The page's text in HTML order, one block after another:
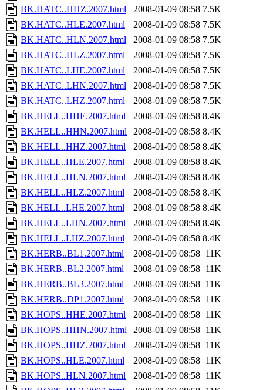
BK.HATC..HHZ.2007.html
2008-01-09 08:58 7.5K
BK.HATC..HLE.2007.html
2008-01-09 08:58 7.5K
BK.HATC..HLN.2007.html
2008-01-09 08:58 7.5K
BK.HATC..HLZ.2007.html
2008-01-09 08:58 7.5K
BK.HATC..LHE.2007.html
2008-01-09 08:58 7.5K
BK.HATC..LHN.2007.html
2008-01-09 08:58 7.5K
BK.HATC..LHZ.2007.html
2008-01-09 08:58 7.5K
BK.HELL..HHE.2007.html
2008-01-09 08:58 8.4K
BK.HELL..HHN.2007.html
2008-01-09 08:58 8.4K
BK.HELL..HHZ.2007.html
2008-01-09 08:58 8.4K
BK.HELL..HLE.2007.html
2008-01-09 08:58 8.4K
BK.HELL..HLN.2007.html
2008-01-09 08:58 8.4K
BK.HELL..HLZ.2007.html
2008-01-09 08:58 8.4K
BK.HELL..LHE.2007.html
2008-01-09 08:58 8.4K
BK.HELL..LHN.2007.html
2008-01-09 08:58 8.4K
BK.HELL..LHZ.2007.html
2008-01-09 08:58 8.4K
BK.HERB..BL1.2007.html
2008-01-09 08:58 11K
BK.HERB..BL2.2007.html
2008-01-09 08:58 11K
BK.HERB..BL3.2007.html
2008-01-09 08:58 11K
BK.HERB..DP1.2007.html
2008-01-09 08:58 11K
BK.HOPS..HHE.2007.html
2008-01-09 08:58 11K
BK.HOPS..HHN.2007.html
2008-01-09 08:58 11K
BK.HOPS..HHZ.2007.html
2008-01-09 08:58 11K
BK.HOPS..HLE.2007.html
2008-01-09 08:58 11K
BK.HOPS..HLN.2007.html
2008-01-09 08:58 11K